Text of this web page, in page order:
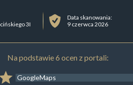
3I
Data skanowania:
9 czerwca 2026
Na podstawie 6 ocen z portali:
GoogleMaps